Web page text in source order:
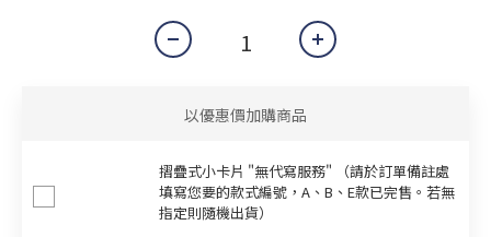
以優惠價加購商品
摺疊式小卡片 "無代寫服務" （請於訂單備註處
填寫您要的款式編號，A、B、E款已完售。若無
指定則隨機出貨）